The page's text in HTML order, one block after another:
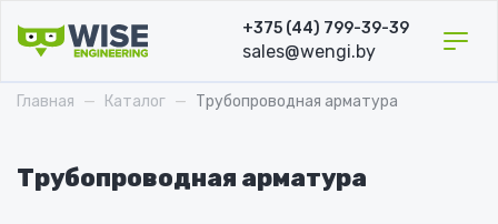
основному
+375 (44) 799-39-39
sales@wengi.by
Главная Каталог Трубопроводная арматура
Трубопроводная арматура